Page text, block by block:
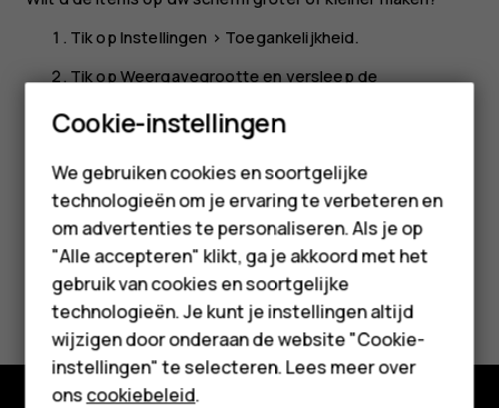
Smartphones
Feature phones
Accessoires
HMD Terra M
Voor bedrijven
Tablets
Tik op Instellingen > Toegankelijkheid.
Tik op Weergavegrootte en versleep de
weergavegrootte aan te passen.
Was deze informatie nuttig?
Ja Nee
Cookie-instellingen
We gebruiken cookies en soortgelijke
technologieën om je ervaring te verbeteren en
om advertenties te personaliseren. Als je op
"Alle accepteren" klikt, ga je akkoord met het
gebruik van cookies en soortgelijke
technologieën. Je kunt je instellingen altijd
wijzigen door onderaan de website "Cookie-
instellingen" te selecteren. Lees meer over
onscookiebeleid.